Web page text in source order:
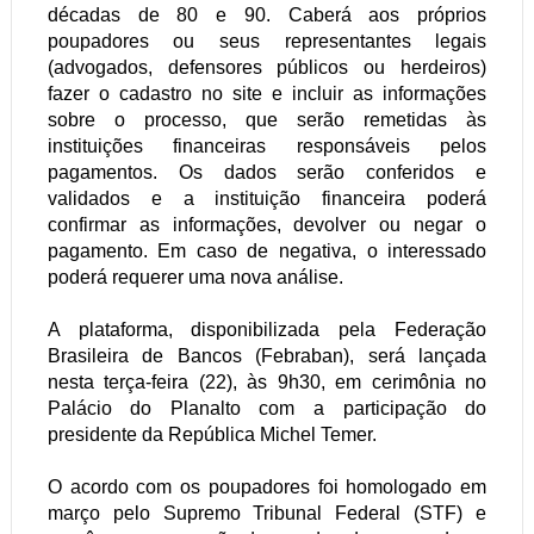
décadas de 80 e 90. Caberá aos próprios
poupadores ou seus representantes legais
(advogados, defensores públicos ou herdeiros)
fazer o cadastro no site e incluir as informações
sobre o processo, que serão remetidas às
instituições financeiras responsáveis pelos
pagamentos. Os dados serão conferidos e
validados e a instituição financeira poderá
confirmar as informações, devolver ou negar o
pagamento. Em caso de negativa, o interessado
poderá requerer uma nova análise.
A plataforma, disponibilizada pela Federação
Brasileira de Bancos (Febraban), será lançada
nesta terça-feira (22), às 9h30, em cerimônia no
Palácio do Planalto com a participação do
presidente da República Michel Temer.
O acordo com os poupadores foi homologado em
março pelo Supremo Tribunal Federal (STF) e